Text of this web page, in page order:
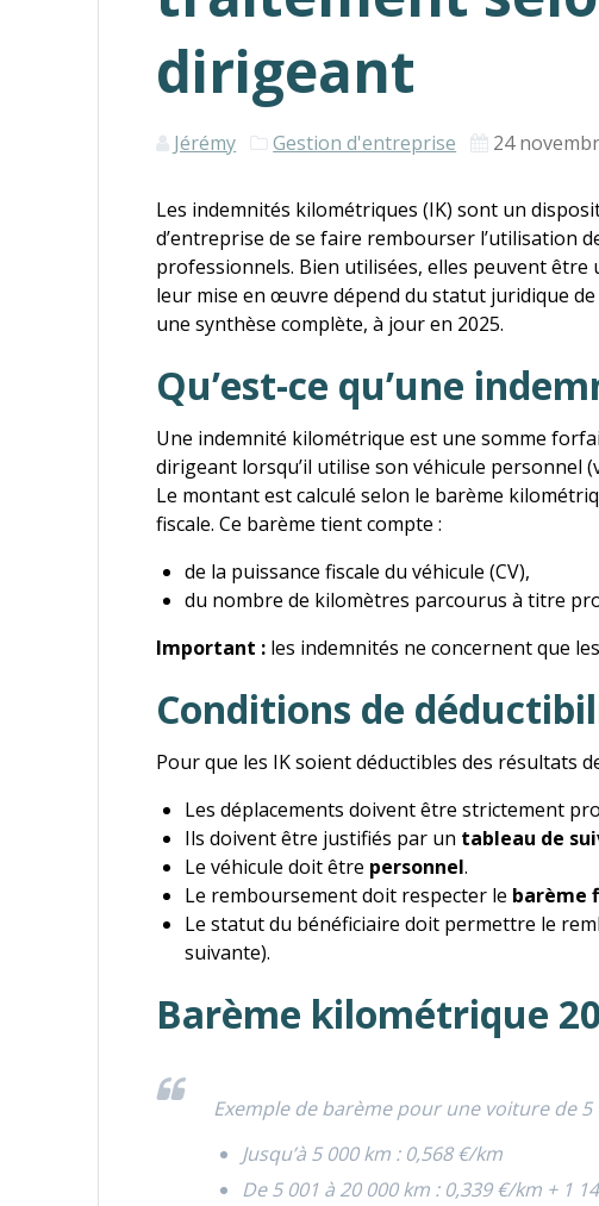
dirigeant
Jérémy Gestion d'entreprise 24
Les indemnités kilométriques (IK) sont un
d’entreprise de se faire rembourser l’utilisation
professionnels. Bien utilisées, elles peuvent
leur mise en œuvre dépend du statut juridique
une synthèse complète, à jour en 2025.
Qu’est-ce qu’une
Une indemnité kilométrique est une somme
dirigeant lorsqu’il utilise son véhicule
Le montant est calculé selon le barème
fiscale. Ce barème tient compte :
de la puissance fiscale du véhicule (CV),
du nombre de kilomètres parcourus à titre
Important : les indemnités ne concernent que
Conditions de
Pour que les IK soient déductibles des résultats
Les déplacements doivent être strictement
Ils doivent être justifiés par un tableau de
Le véhicule doit être personnel.
Le remboursement doit respecter le barème
Le statut du bénéficiaire doit permettre le
suivante).
Barème kilométrique
Exemple de barème pour une voiture de 5
Jusqu’à 5 000 km : 0,568 €/km
De 5 001 à 20 000 km : 0,339 €/km + 1